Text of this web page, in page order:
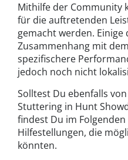
Mithilfe der Community
für die auftretenden
gemacht werden.
Zusammenhang mit
spezifischere
jedoch noch nicht
Solltest Du ebenfalls
Stuttering in Hunt
findest Du im
Hilfestellungen, die
könnten.